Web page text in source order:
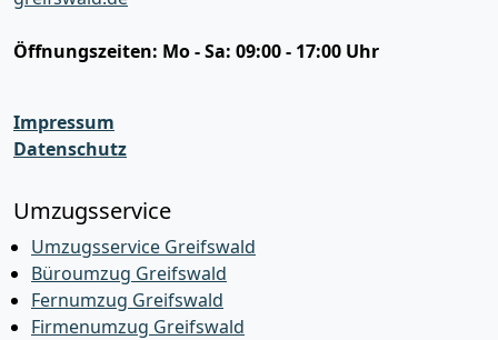
Öffnungszeiten: Mo - Sa: 09:00 - 17:00 Uhr
Impressum
Datenschutz
Umzugsservice
Umzugsservice Greifswald
Büroumzug Greifswald
Fernumzug Greifswald
Firmenumzug Greifswald